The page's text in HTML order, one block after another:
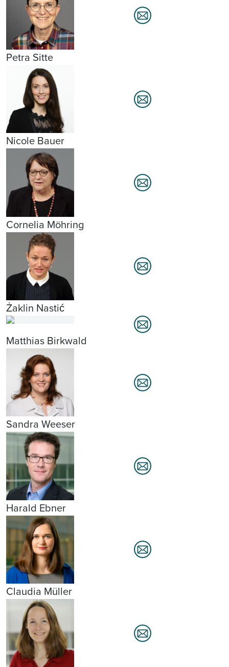
Petra Sitte
Nicole Bauer
Cornelia Möhring
Żaklin Nastić
Matthias Birkwald
Sandra Weeser
Harald Ebner
Claudia Müller